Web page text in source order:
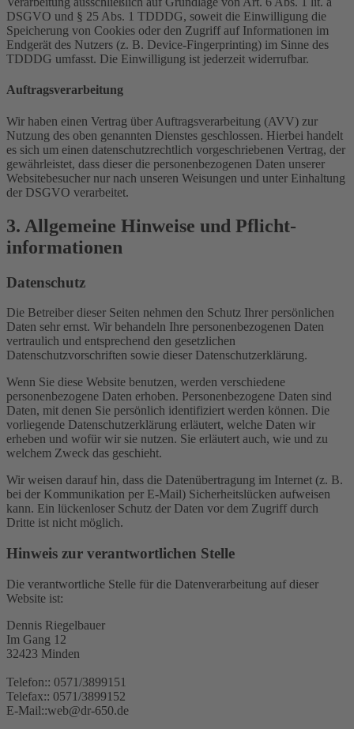
DSGVO und § 25 Abs. 1 TDDDG, soweit die Einwilligung die
Speicherung von Cookies oder den Zugriff auf Informationen im
Endgerät des Nutzers (z. B. Device-Fingerprinting) im Sinne des
TDDDG umfasst. Die Einwilligung ist jederzeit widerrufbar.
Auftragsverarbeitung
Wir haben einen Vertrag über Auftragsverarbeitung (AVV) zur
Nutzung des oben genannten Dienstes geschlossen. Hierbei handelt
es sich um einen datenschutzrechtlich vorgeschriebenen Vertrag, der
gewährleistet, dass dieser die personenbezogenen Daten unserer
Websitebesucher nur nach unseren Weisungen und unter Einhaltung
der DSGVO verarbeitet.
3. Allgemeine Hinweise und Pflicht­
informationen
Datenschutz
Die Betreiber dieser Seiten nehmen den Schutz Ihrer persönlichen
Daten sehr ernst. Wir behandeln Ihre personenbezogenen Daten
vertraulich und entsprechend den gesetzlichen
Datenschutzvorschriften sowie dieser Datenschutzerklärung.
Wenn Sie diese Website benutzen, werden verschiedene
personenbezogene Daten erhoben. Personenbezogene Daten sind
Daten, mit denen Sie persönlich identifiziert werden können. Die
vorliegende Datenschutzerklärung erläutert, welche Daten wir
erheben und wofür wir sie nutzen. Sie erläutert auch, wie und zu
welchem Zweck das geschieht.
Wir weisen darauf hin, dass die Datenübertragung im Internet (z. B.
bei der Kommunikation per E-Mail) Sicherheitslücken aufweisen
kann. Ein lückenloser Schutz der Daten vor dem Zugriff durch
Dritte ist nicht möglich.
Hinweis zur verantwortlichen Stelle
Die verantwortliche Stelle für die Datenverarbeitung auf dieser
Website ist:
Dennis Riegelbauer
Im Gang 12
32423 Minden
Telefon:: 0571/3899151
Telefax:: 0571/3899152
E-Mail::web@dr-650.de